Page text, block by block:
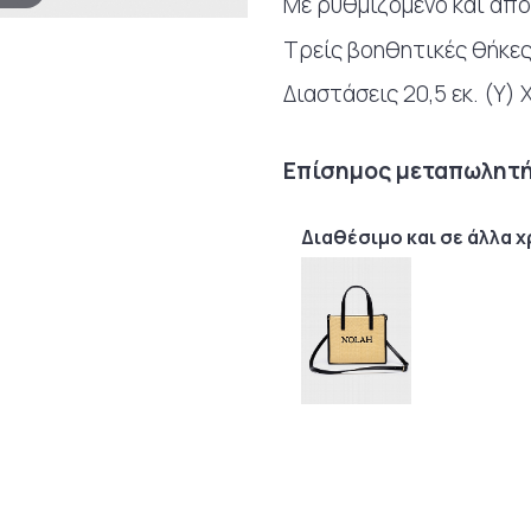
Τρείς βοηθητικές
Διαστάσεις 20,5 εκ. (Υ)
Επίσημος
Διαθέσιμο και σε άλλα